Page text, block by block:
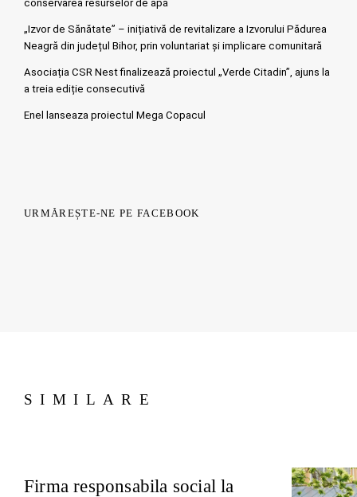
conservarea resurselor de apă
„Izvor de Sănătate” – inițiativă de revitalizare a Izvorului Pădurea
Neagră din județul Bihor, prin voluntariat și implicare comunitară
Asociația CSR Nest finalizează proiectul „Verde Citadin”, ajuns la
a treia ediție consecutivă
Enel lanseaza proiectul Mega Copacul
URMĂREȘTE-NE PE FACEBOOK
SIMILARE
Firma responsabila social la